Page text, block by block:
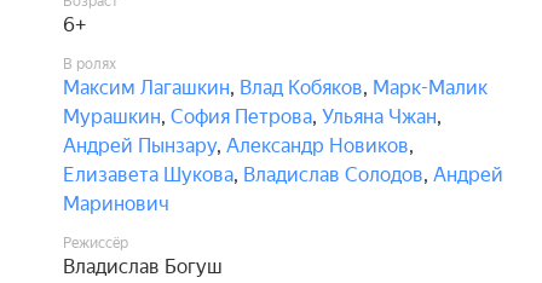
6+
В ролях
Максим Лагашкин, Влад Кобяков, Марк-Малик
Мурашкин, София Петрова, Ульяна Чжан,
Андрей Пынзару, Александр Новиков,
Елизавета Шукова, Владислав Солодов, Андрей
Маринович
Режиссёр
Владислав Богуш